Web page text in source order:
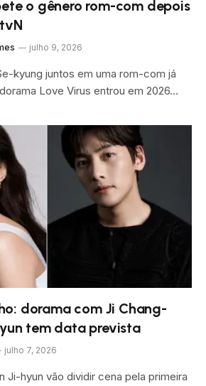
o gênero rom-com depois
julho 9, 2026
kyung juntos em uma rom-com já
Love Virus entrou em 2026…
dorama com Ji Chang-
tem data prevista
julho 7, 2026
Ji-hyun vão dividir cena pela primeira